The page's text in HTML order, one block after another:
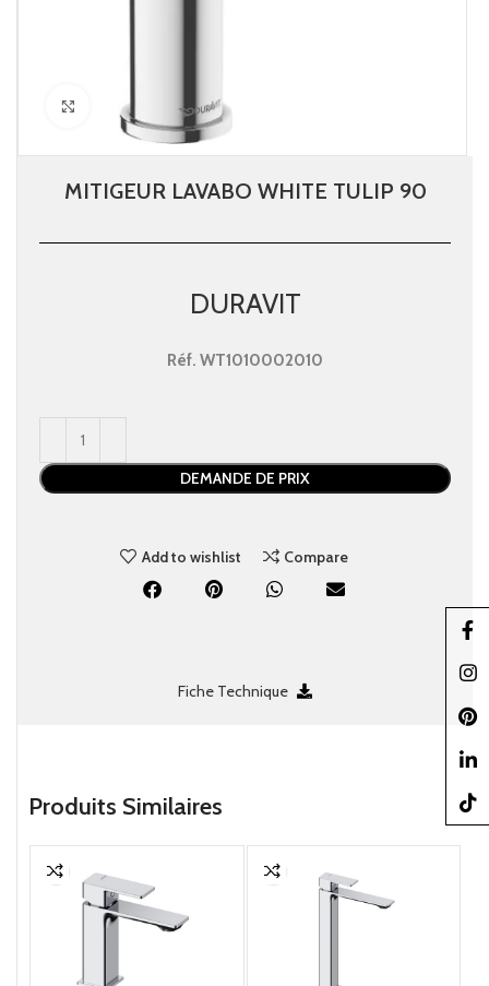
Click to enlarge
MITIGEUR LAVABO WHITE TULIP 90
DURAVIT
Réf. WT1010002010
DEMANDE DE PRIX
Add to wishlist Compare
Fiche Technique
Produits Similaires